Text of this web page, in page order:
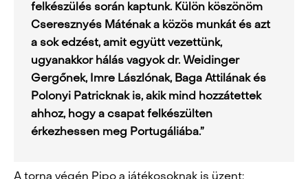
felkészülés során kaptunk. Külön köszönöm
Cseresznyés Máténak a közös munkát és azt
a sok edzést, amit együtt vezettünk,
ugyanakkor hálás vagyok dr. Weidinger
Gergőnek, Imre Lászlónak, Baga Attilának és
Polonyi Patricknak is, akik mind hozzátettek
ahhoz, hogy a csapat felkészülten
érkezhessen meg Portugáliába.”